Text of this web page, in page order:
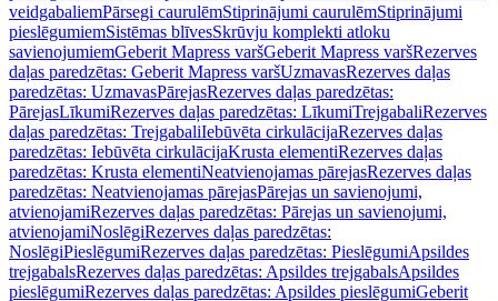
veidgabaliemPārsegi caurulēmStiprinājumi caurulēmStiprinājumi
pieslēgumiemSistēmas blīvesSkrūvju komplekti atloku
savienojumiemGeberit Mapress varšGeberit Mapress varšRezerves
daļas paredzētas: Geberit Mapress varšUzmavasRezerves daļas
paredzētas: UzmavasPārejasRezerves daļas paredzētas:
PārejasLīkumiRezerves daļas paredzētas: LīkumiTrejgabaliRezerves
daļas paredzētas: TrejgabaliIebūvēta cirkulācijaRezerves daļas
paredzētas: Iebūvēta cirkulācijaKrusta elementiRezerves daļas
paredzētas: Krusta elementiNeatvienojamas pārejasRezerves daļas
paredzētas: Neatvienojamas pārejasPārejas un savienojumi,
atvienojamiRezerves daļas paredzētas: Pārejas un savienojumi,
atvienojamiNoslēgiRezerves daļas paredzētas:
NoslēgiPieslēgumiRezerves daļas paredzētas: PieslēgumiApsildes
trejgabalsRezerves daļas paredzētas: Apsildes trejgabalsApsildes
pieslēgumiRezerves daļas paredzētas: Apsildes pieslēgumiGeberit